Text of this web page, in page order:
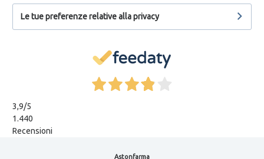
Le tue preferenze relative alla privacy
3,9/5
1.440
Recensioni
Astonfarma